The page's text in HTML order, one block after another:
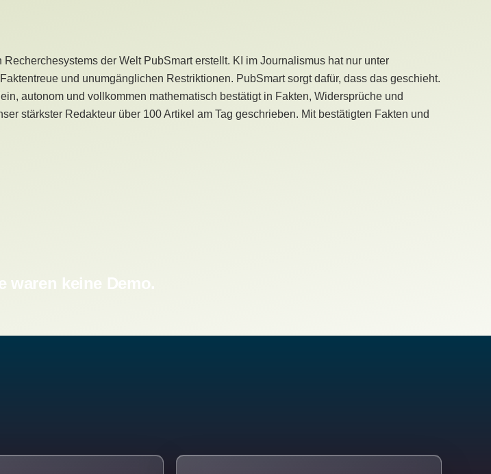
der Welt PubSmart erstellt. KI im Journalismus hat nur unter
und unumgänglichen Restriktionen. PubSmart sorgt dafür, dass das geschieht.
autonom und vollkommen mathematisch bestätigt in Fakten, Widersprüche und
stärkster Redakteur über 100 Artikel am Tag geschrieben. Mit bestätigten Fakten und
waren keine Demo.